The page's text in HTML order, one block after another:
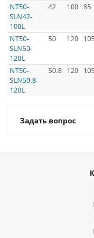
NT50-
SLN42-
100L
42 100 85
NT50-
SLN50-
120L
50 120 105
NT50-
SLN50.8-
120L
50.8 120 105
Задать вопрос